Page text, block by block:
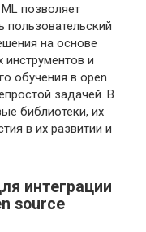
позволяет
пользовательский
на основе
и
обучения в open
задачей. В
библиотеки, их
в их развитии и
интеграции
source